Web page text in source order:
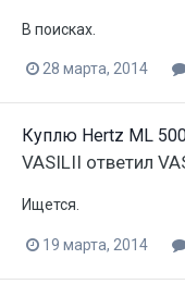
В поисках.
28 марта, 2014
Куплю Hertz ML
VASILII ответил
Ищется.
19 марта, 2014